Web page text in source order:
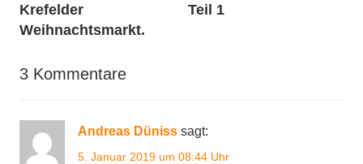
Oldtimer,
Sportwagen,
Krefelder
Weihnachtsmarkt.
Teil 1
3 Kommentare
Andreas Düniss sagt:
5. Januar 2019 um 08:44 Uhr